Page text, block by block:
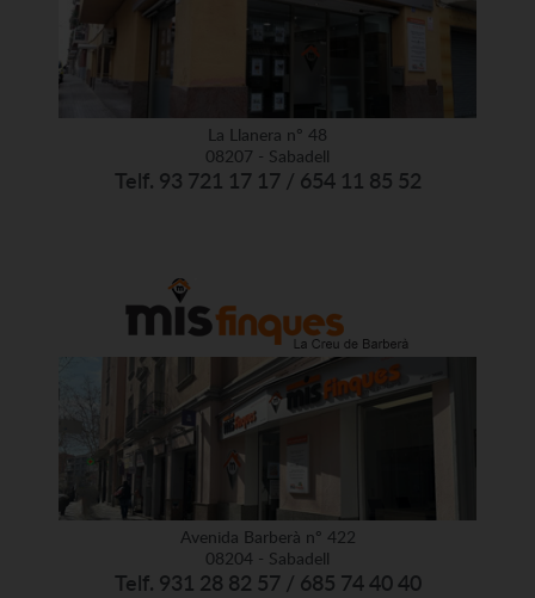
La Llanera nº 48
08207 - Sabadell
Telf. 93 721 17 17 / 654 11 85 52
Avenida Barberà nº 422
08204 - Sabadell
Telf. 931 28 82 57 / 685 74 40 40